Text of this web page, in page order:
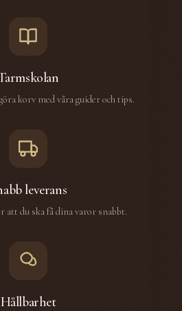
korv med våra guider och tips.
leverans
att du ska få dina varor snabbt.
Hållbarhet